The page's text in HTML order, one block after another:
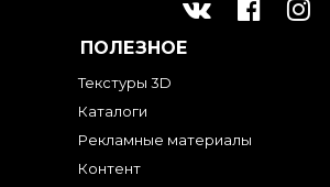
ПОЛЕЗНОЕ
Текстуры 3D
Каталоги
Рекламные материалы
Контент